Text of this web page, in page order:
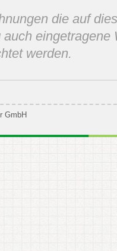
die auf
eingetragene
werden.
GmbH